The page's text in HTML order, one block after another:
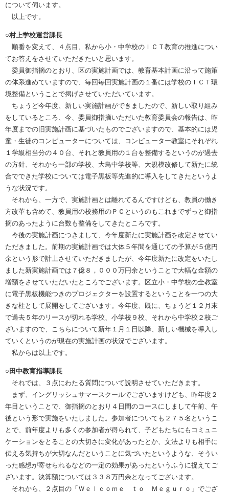
について伺います。
以上です。
○村上学校運営課長
順番を変えて、４点目、私から小・中学校のＩＣＴ教育の推進につい
てお答えをさせていただきたいと思います。
委員御指摘のとおり、区の実施計画では、教育基本計画に沿って施策
の体系進めていますので、毎回毎回実施計画の１番には学校のＩＣＴ環
境整備ということで掲げさせていただいています。
ちょうど今年度、新しい実施計画ができましたので、新しい取り組み
をしているところ、今、委員御指摘いただいた教育委員会の報告は、昨
年度までの旧実施計画に基づいたものでございますので、基本的には児
童・生徒のコンピューターについては、コンピューター教室にそれぞれ
１学級相当分の４０台、それと教員用の１台を整備するというのが過去
の方針、それから一部の学校、大鳥中学校等、大規模改修して新たに統
合でできた学校については電子黒板等先進的に導入をしてきたというよ
うな状況です。
それから、一方で、実施計画とは離れてるんですけども、教員の働き
方改革も含めて、教員用の校務用のＰＣというのもこれまでずっと御指
摘のあったように台数も整備をしてきたところです。
今後の実施計画につきまして、今年度新たに実施計画を改定させてい
ただきました。前期の実施計画では大体５年間を通じての予算が５億円
余という形で計上させていただきましたが、今年度新たに改定をいたし
ました新実施計画では７億８，０００万円余ということで大幅な金額の
増額をさせていただいたところでございます。区立小・中学校の全教室
に電子黒板機能つきのプロジェクターを設置するということを一つの大
きな柱として展開をしてございます。今年度、既に、ちょうど１２月末
で過去５年のリースが切れる学校、小学校９校、それから中学校２校ご
ざいますので、こちらについて新年１月１日以降、新しい機械を導入し
ていくというのが現在の実施計画の状況でございます。
私からは以上です。
○田中教育指導課長
それでは、３点にわたる質問について説明させていただきます。
まず、イングリッシュサマースクールでございますけども、昨年度２
年目ということで、御指摘のとおり４日間のコースにしまして午前、午
後という形で実施をいたしました。参加者についても２７５名というこ
とで、前年度よりも多くの参加者が得られて、子どもたちにもコミュニ
ケーションをとることの大切さに変化があったとか、文法よりも相手に
伝える気持ちが大切なんだということに気づいたというような、そうい
った感想が寄せられるなどの一定の効果があったというふうに捉えてご
ざいます。決算額については３３８万円余となってございます。
それから、２点目の「Ｗｅｌｃｏｍｅ ｔｏ Ｍｅｇｕｒｏ」でござ